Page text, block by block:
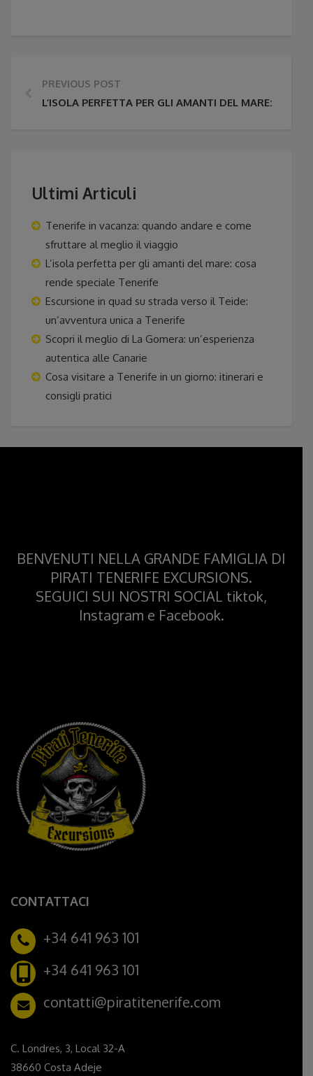
PREVIOUS POST
L’ISOLA PERFETTA PER GLI AMANTI DEL MARE: COSA
Ultimi Articuli
Tenerife in vacanza: quando andare e come
sfruttare al meglio il viaggio
L’isola perfetta per gli amanti del mare: cosa
rende speciale Tenerife
Escursione in quad su strada verso il Teide:
un’avventura unica a Tenerife
Scopri il meglio di La Gomera: un’esperienza
autentica alle Canarie
Cosa visitare a Tenerife in un giorno: itinerari e
consigli pratici
BENVENUTI NELLA GRANDE FAMIGLIA DI
PIRATI TENERIFE EXCURSIONS.
SEGUICI SUI NOSTRI SOCIAL tiktok,
Instagram e Facebook.
CONTATTACI
+34 641 963 101
+34 641 963 101
contatti@piratitenerife.com
C. Londres, 3, Local 32-A
38660 Costa Adeje